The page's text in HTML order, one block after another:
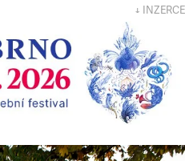
↓ INZERCE